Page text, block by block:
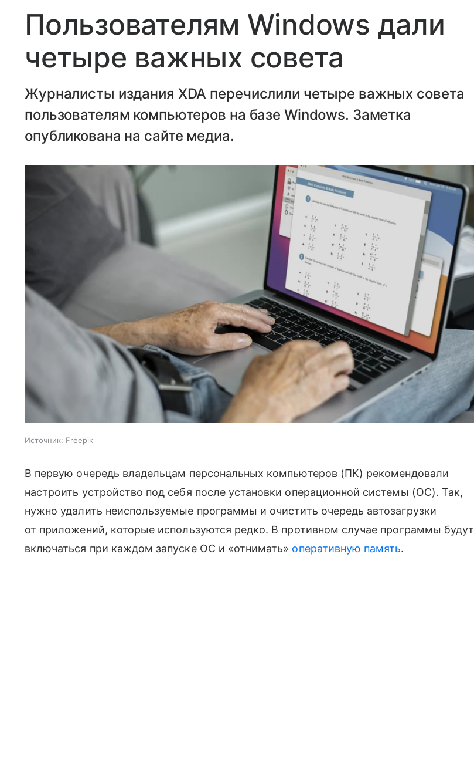
Пользователям Windows дали
четыре важных совета
Журналисты издания XDA перечислили четыре важных совета
пользователям компьютеров на базе Windows. Заметка
опубликована на сайте медиа.
Источник: Freepik
В первую очередь владельцам персональных компьютеров (ПК) рекомендовали
настроить устройство под себя после установки операционной системы (ОС). Так,
нужно удалить неиспользуемые программы и очистить очередь автозагрузки
от приложений, которые используются редко. В противном случае программы будут
включаться при каждом запуске ОС и «отнимать» оперативную память.